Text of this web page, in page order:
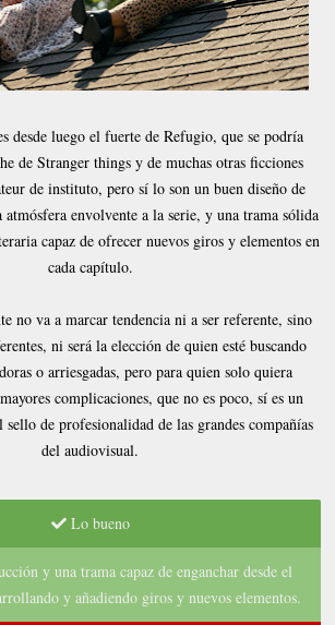
desde luego el fuerte de Refugio, que se podría
de Stranger things y de muchas otras ficciones
de instituto, pero sí lo son un buen diseño de
envolvente a la serie, y una trama sólida
capaz de ofrecer nuevos giros y elementos en
cada capítulo.
no va a marcar tendencia ni a ser referente, sino
ni será la elección de quien esté buscando
o arriesgadas, pero para quien solo quiera
complicaciones, que no es poco, sí es un
de profesionalidad de las grandes compañías
del audiovisual.
Lo bueno
y una trama capaz de enganchar desde el
y añadiendo giros y nuevos elementos.